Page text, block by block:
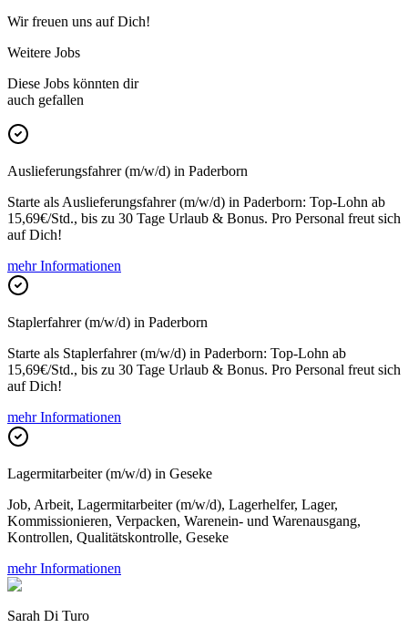
Wir freuen uns auf Dich!
Weitere Jobs
Diese Jobs könnten dir
auch gefallen
Auslieferungsfahrer (m/w/d) in Paderborn
Starte als Auslieferungsfahrer (m/w/d) in Paderborn: Top-Lohn ab
15,69€/Std., bis zu 30 Tage Urlaub & Bonus. Pro Personal freut sich
auf Dich!
mehr Informationen
Staplerfahrer (m/w/d) in Paderborn
Starte als Staplerfahrer (m/w/d) in Paderborn: Top-Lohn ab
15,69€/Std., bis zu 30 Tage Urlaub & Bonus. Pro Personal freut sich
auf Dich!
mehr Informationen
Lagermitarbeiter (m/w/d) in Geseke
Job, Arbeit, Lagermitarbeiter (m/w/d), Lagerhelfer, Lager,
Kommissionieren, Verpacken, Warenein- und Warenausgang,
Kontrollen, Qualitätskontrolle, Geseke
mehr Informationen
Sarah Di Turo